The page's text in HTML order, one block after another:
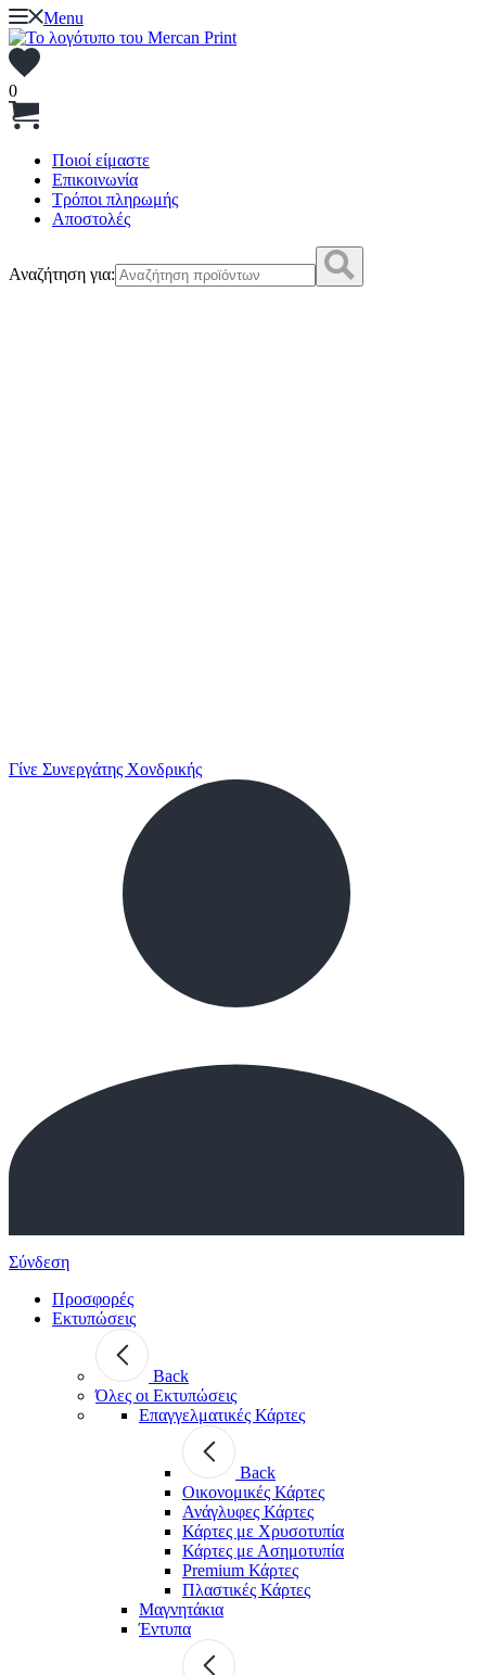
Menu
0
Ποιοί είμαστε
Επικοινωνία
Τρόποι πληρωμής
Αποστολές
Αναζήτηση για:
Γίνε Συνεργάτης Χονδρικής
Σύνδεση
Προσφορές
Εκτυπώσεις
Back
Όλες οι Εκτυπώσεις
Επαγγελματικές Κάρτες
Back
Οικονομικές Κάρτες
Ανάγλυφες Κάρτες
Κάρτες με Χρυσοτυπία
Κάρτες με Ασημοτυπία
Premium Κάρτες
Πλαστικές Κάρτες
Μαγνητάκια
Έντυπα